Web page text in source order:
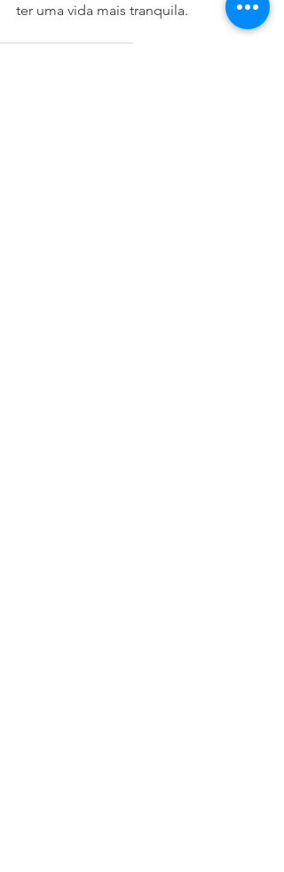
ter uma vida mais tranquila.